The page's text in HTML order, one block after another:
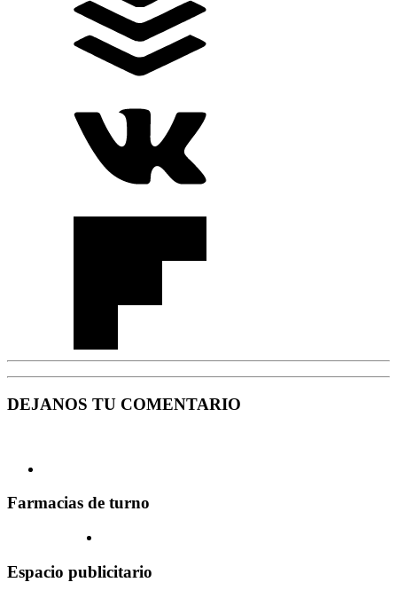
DEJANOS TU COMENTARIO
Farmacias de turno
Espacio publicitario